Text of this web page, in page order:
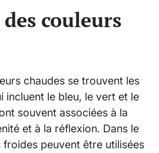
couleurs
chaudes se trouvent les
incluent le bleu, le vert et le
souvent associées à la
et à la réflexion. Dans le
peuvent être utilisées